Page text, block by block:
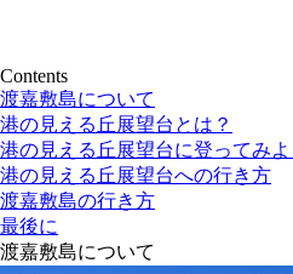
Contents
渡嘉敷島について
港の見える丘展望台とは？
港の見える丘展望台に登ってみよ
港の見える丘展望台への行き方
渡嘉敷島の行き方
最後に
渡嘉敷島について